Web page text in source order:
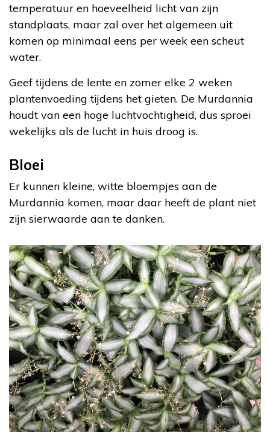
temperatuur en hoeveelheid licht van zijn
standplaats, maar zal over het algemeen uit
komen op minimaal eens per week een scheut
water.
Geef tijdens de lente en zomer elke 2 weken
plantenvoeding tijdens het gieten. De Murdannia
houdt van een hoge luchtvochtigheid, dus sproei
wekelijks als de lucht in huis droog is.
Bloei
Er kunnen kleine, witte bloempjes aan de
Murdannia komen, maar daar heeft de plant niet
zijn sierwaarde aan te danken.